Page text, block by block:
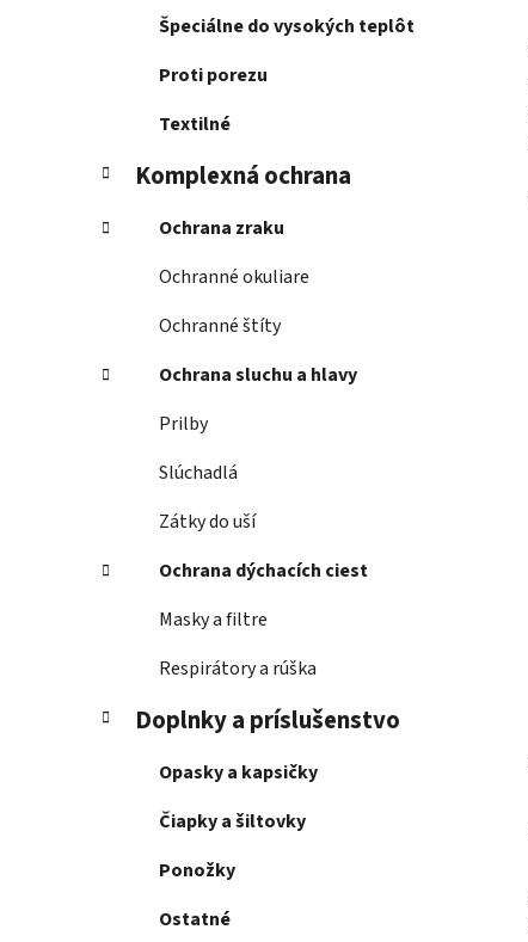
Špeciálne do vysokých teplôt
Proti porezu
Textilné
Komplexná ochrana
Ochrana zraku
Ochranné okuliare
Ochranné štíty
Ochrana sluchu a hlavy
Prilby
Slúchadlá
Zátky do uší
Ochrana dýchacích ciest
Masky a filtre
Respirátory a rúška
Doplnky a príslušenstvo
Opasky a kapsičky
Čiapky a šiltovky
Ponožky
Ostatné